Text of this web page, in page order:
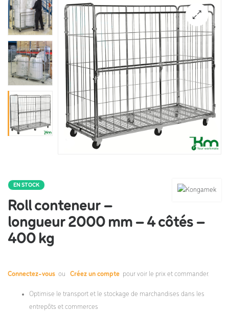
EN STOCK
Roll conteneur –
longueur 2000 mm – 4 côtés –
400 kg
Connectez-vous ou Créez un compte pour voir le prix et commander.
Optimise le transport et le stockage de marchandises dans les
entrepôts et commerces